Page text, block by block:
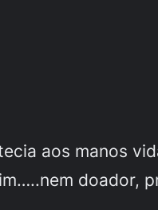
aos manos
doador,